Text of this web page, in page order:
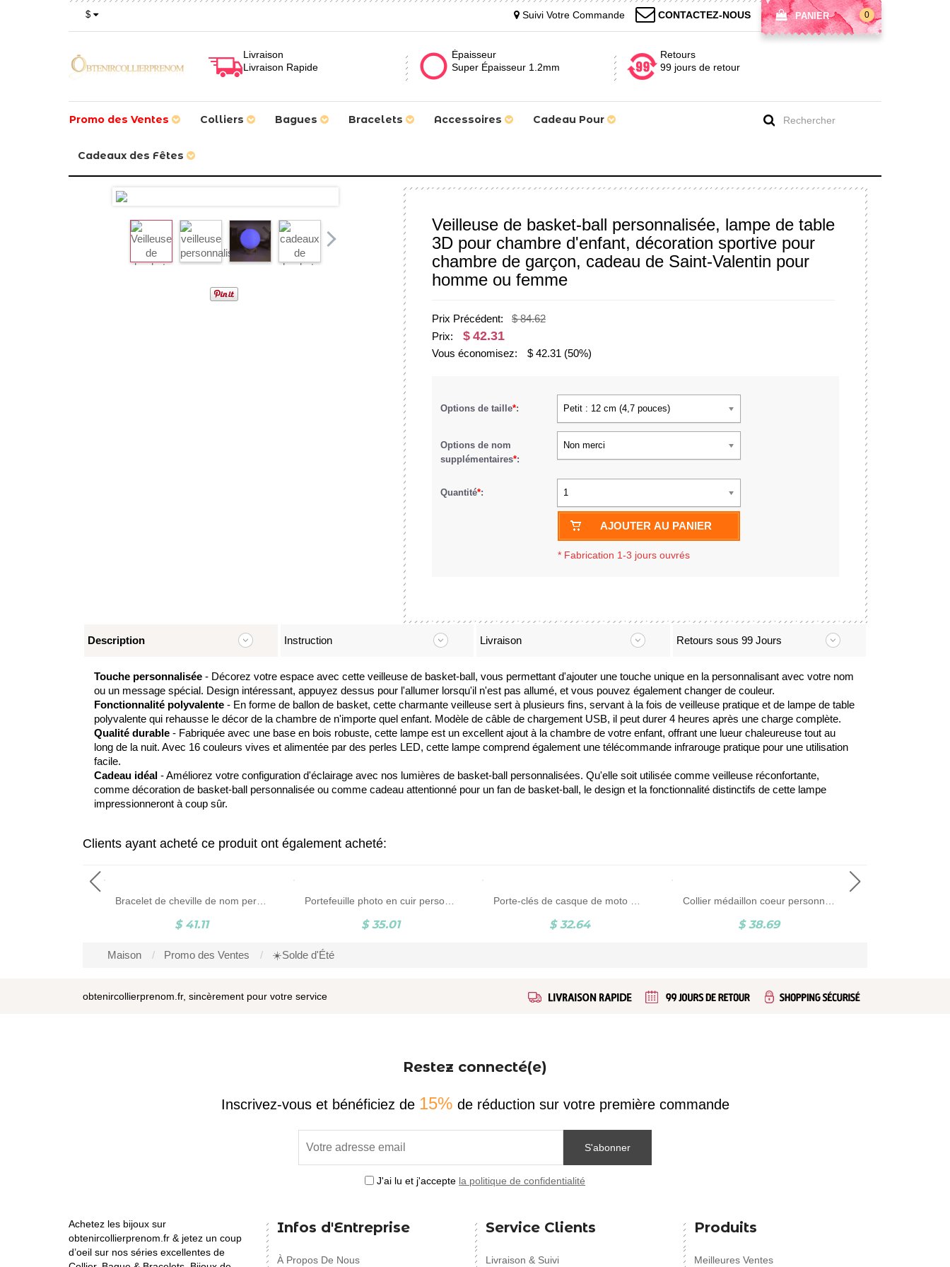
$ PANIER 0
CONTACTEZ-NOUS
Suivi Votre Commande
Livraison
Livraison Rapide
Épaisseur
Super Épaisseur 1.2mm
Retours
99 jours de retour
Promo des Ventes Colliers Bagues Bracelets Accessoires Cadeau Pour
Cadeaux des Fêtes
Veilleuse de basket-ball personnalisée, lampe de table
3D pour chambre d'enfant, décoration sportive pour
chambre de garçon, cadeau de Saint-Valentin pour
homme ou femme
Prix Précédent:
$ 84.62
Prix:
$ 42.31
Vous économisez: $ 42.31 (50%)
Options de taille*: Petit : 12 cm (4,7 pouces)
Options de nom
supplémentaires*:
Non merci
Quantité*: 1
AJOUTER AU PANIER
* Fabrication 1-3 jours ouvrés
Description Instruction Livraison Retours sous 99 Jours
Touche personnalisée - Décorez votre espace avec cette veilleuse de basket-ball, vous permettant d'ajouter une touche unique en la personnalisant avec votre nom
ou un message spécial. Design intéressant, appuyez dessus pour l'allumer lorsqu'il n'est pas allumé, et vous pouvez également changer de couleur.
Fonctionnalité polyvalente - En forme de ballon de basket, cette charmante veilleuse sert à plusieurs fins, servant à la fois de veilleuse pratique et de lampe de table
polyvalente qui rehausse le décor de la chambre de n'importe quel enfant. Modèle de câble de chargement USB, il peut durer 4 heures après une charge complète.
Qualité durable - Fabriquée avec une base en bois robuste, cette lampe est un excellent ajout à la chambre de votre enfant, offrant une lueur chaleureuse tout au
long de la nuit. Avec 16 couleurs vives et alimentée par des perles LED, cette lampe comprend également une télécommande infrarouge pratique pour une utilisation
facile.
Cadeau idéal - Améliorez votre configuration d'éclairage avec nos lumières de basket-ball personnalisées. Qu'elle soit utilisée comme veilleuse réconfortante,
comme décoration de basket-ball personnalisée ou comme cadeau attentionné pour un fan de basket-ball, le design et la fonctionnalité distinctifs de cette lampe
impressionneront à coup sûr.
Clients ayant acheté ce produit ont également acheté:
$ 41.11
Portefeuille photo en cuir personnalisé pour homme
$ 35.01 $ 32.64 $ 38.69
Maison Promo des Ventes ☀️Solde d'Été
obtenircollierprenom.fr, sincèrement pour votre service
Restez connecté(e)
Inscrivez-vous et bénéficiez de 15% de réduction sur votre première commande
S'abonner
J'ai lu et j'accepte la politique de confidentialité
Achetez les bijoux sur
obtenircollierprenom.fr & jetez un coup
d’oeil sur nos séries excellentes de
Infos d'Entreprise
À Propos De Nous
Service Clients
Livraison & Suivi
Produits
Meilleures Ventes